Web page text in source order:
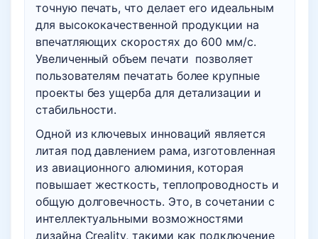
точную печать, что делает его идеальным
для высококачественной продукции на
впечатляющих скоростях до 600 мм/с.
Увеличенный объем печати позволяет
пользователям печатать более крупные
проекты без ущерба для детализации и
стабильности.
Одной из ключевых инноваций является
литая под давлением рама, изготовленная
из авиационного алюминия, которая
повышает жесткость, теплопроводность и
общую долговечность. Это, в сочетании с
интеллектуальными возможностями
дизайна Creality, такими как подключение